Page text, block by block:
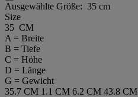
Ausgewählte Größe: 35 cm
Size
35 CM
A = Breite
B = Tiefe
C = Höhe
D = Länge
G = Gewicht
35.7 CM 1.1 CM 6.2 CM 43.8 CM